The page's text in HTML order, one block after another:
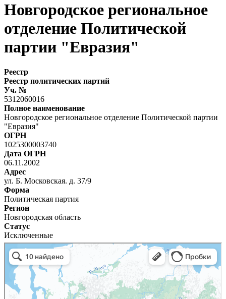
Новгородское региональное
отделение Политической
партии "Евразия"
Реестр
Реестр политических партий
Уч. №
5312060016
Полное наименование
Новгородское региональное отделение Политической партии
"Евразия"
ОГРН
1025300003740
Дата ОГРН
06.11.2002
Адрес
ул. Б. Московская. д. 37/9
Форма
Политическая партия
Регион
Новгородская область
Статус
Исключенные